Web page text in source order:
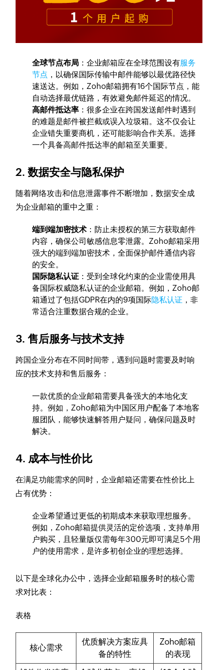
全球节点布局 ：企业邮箱应在全球范围设有服务
节点 ，以确保国际传输中邮件能够以最优路径快
速送达。例如，Zoho邮箱拥有16个国际节点，能
自动选择最优链路，有效避免邮件延迟的情况。
高邮件抵达率 ：很多企业在跨国发送邮件时遇到
的难题是邮件被拦截或误入垃圾箱。这不仅会让
企业错失重要商机，还可能影响合作关系。选择
一个具备高邮件抵达率的邮箱至关重要。
2. 数据安全与隐私保护
随着网络攻击和信息泄露事件不断增加，数据安全成
为企业邮箱的重中之重：
端到端加密技术 ：防止未授权的第三方获取邮件
内容，确保公司敏感信息零泄露。Zoho邮箱采用
强大的端到端加密技术，全面保护邮件通信内容
的安全。
国际隐私认证 ：受到全球化约束的企业需使用具
备国际权威隐私认证的企业邮箱。例如，Zoho邮
箱通过了包括GDPR在内的9项国际隐私认证 ，非
常适合注重数据合规的企业。
3. 售后服务与技术支持
跨国企业分布在不同时间带，遇到问题时需要及时响
应的技术支持和售后服务：
一款优质的企业邮箱需要具备强大的本地化支
持。例如，Zoho邮箱为中国区用户配备了本地客
服团队，能够快速解答用户疑问，确保问题及时
解决。
4. 成本与性价比
在满足功能需求的同时，企业邮箱还需要在性价比上
占有优势：
企业希望通过更低的初期成本来获取理想服务。
例如，Zoho邮箱提供灵活的定价选项，支持单用
户购买，且轻量版仅需每年300元即可满足5个用
户的使用需求，是许多初创企业的理想选择。
以下是全球化办公中，选择企业邮箱服务时的核心需
求对比表：
表格
核心需求
优质解决方案应具
备的特性
Zoho邮箱
的表现